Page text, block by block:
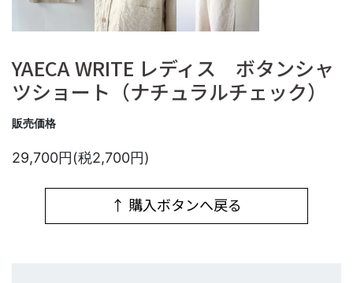
YAECA WRITE レディス ボタンシャ
ツショート（ナチュラルチェック）
販売価格
29,700円(税2,700円)
↑ 購入ボタンへ戻る